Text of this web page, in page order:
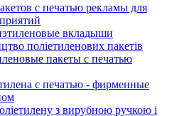
с печатью рекламы для
вкладыши
поліетиленових пакетів
пакеты с печатью
с печатью - фирменные
з вирубною ручкою і